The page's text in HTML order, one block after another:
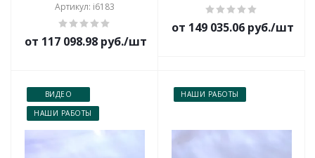
Артикул: i6183
от 117 098.98 руб./шт
от 149 035.06 руб./шт
ВИДЕО
НАШИ РАБОТЫ
НАШИ РАБОТЫ